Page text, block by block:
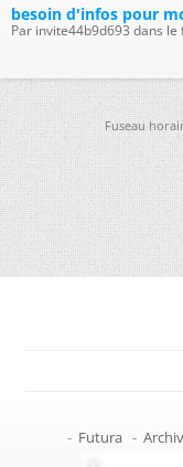
besoin d'infos pour
Par invite44b9d693 dans
Fuseau
- Futura -